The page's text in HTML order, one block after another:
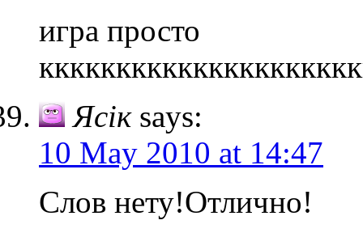
игра просто
Ясік says:
10 May 2010 at 14:47
Слов нету!Отлично!